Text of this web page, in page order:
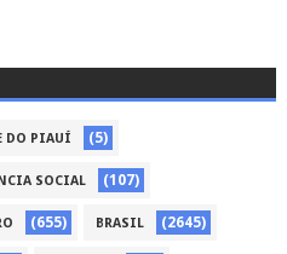
DO PIAUÍ (5)
SOCIAL (107)
(655) BRASIL (2645)